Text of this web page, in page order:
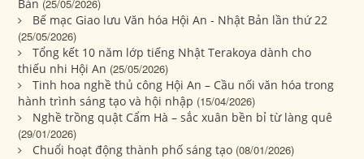
Bản (25/05/2026)
Bế mạc Giao lưu Văn hóa Hội An - Nhật Bản lần thứ 22
(25/05/2026)
Tổng kết 10 năm lớp tiếng Nhật Terakoya dành cho
thiếu nhi Hội An (25/05/2026)
Tinh hoa nghề thủ công Hội An – Cầu nối văn hóa trong
hành trình sáng tạo và hội nhập (15/04/2026)
Nghề trồng quật Cẩm Hà – sắc xuân bền bỉ từ làng quê
(29/01/2026)
Chuổi hoạt động thành phố sáng tạo (08/01/2026)